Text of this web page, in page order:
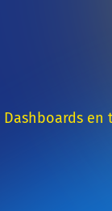
Dashboards en